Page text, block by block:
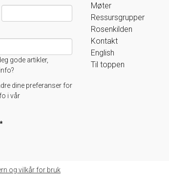
gode artikler,
dine preferanser for
i vår
*
Møter
Ressursgrupper
Rosenkilden
Kontakt
English
Til toppen
og vilkår for bruk